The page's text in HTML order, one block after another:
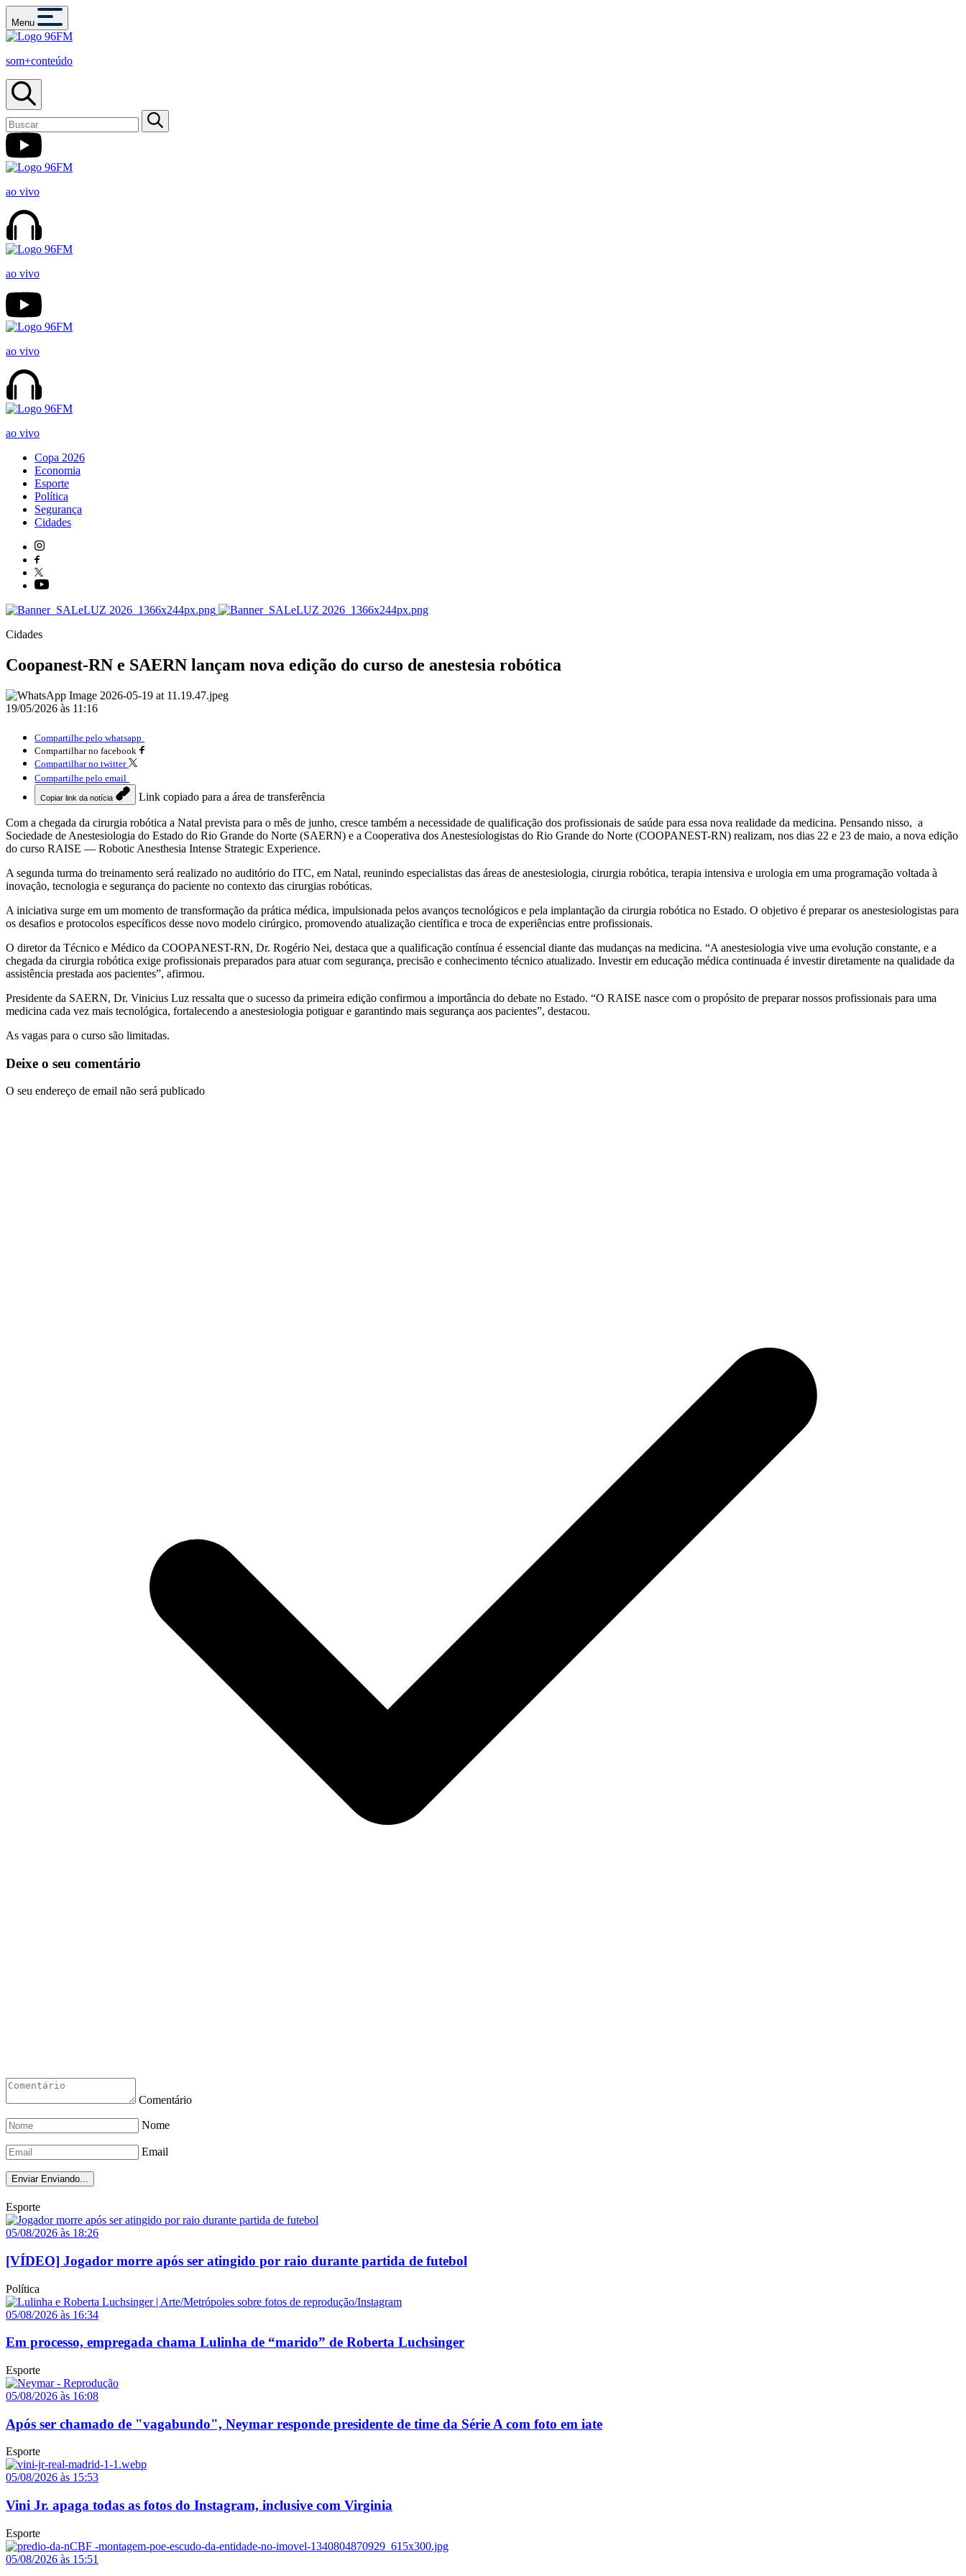
Menu
som+conteúdo
ao vivo
ao vivo
ao vivo
ao vivo
Copa 2026
Economia
Esporte
Política
Segurança
Cidades
Cidades
Coopanest-RN e SAERN lançam nova edição do curso de anestesia robótica
19/05/2026 às 11:16
Compartilhe pelo whatsapp
Compartilhar no facebook
Compartilhar no twitter
Compartilhe pelo email
Copiar link da notícia Link copiado para a área de transferência
Com a chegada da cirurgia robótica a Natal prevista para o mês de junho, cresce também a necessidade de qualificação dos profissionais de saúde para essa nova realidade da medicina. Pensando nisso, a
Sociedade de Anestesiologia do Estado do Rio Grande do Norte (SAERN) e a Cooperativa dos Anestesiologistas do Rio Grande do Norte (COOPANEST-RN) realizam, nos dias 22 e 23 de maio, a nova edição
do curso RAISE — Robotic Anesthesia Intense Strategic Experience.
A segunda turma do treinamento será realizado no auditório do ITC, em Natal, reunindo especialistas das áreas de anestesiologia, cirurgia robótica, terapia intensiva e urologia em uma programação voltada à
inovação, tecnologia e segurança do paciente no contexto das cirurgias robóticas.
A iniciativa surge em um momento de transformação da prática médica, impulsionada pelos avanços tecnológicos e pela implantação da cirurgia robótica no Estado. O objetivo é preparar os anestesiologistas para
os desafios e protocolos específicos desse novo modelo cirúrgico, promovendo atualização científica e troca de experiências entre profissionais.
O diretor da Técnico e Médico da COOPANEST-RN, Dr. Rogério Nei, destaca que a qualificação contínua é essencial diante das mudanças na medicina. “A anestesiologia vive uma evolução constante, e a
chegada da cirurgia robótica exige profissionais preparados para atuar com segurança, precisão e conhecimento técnico atualizado. Investir em educação médica continuada é investir diretamente na qualidade da
assistência prestada aos pacientes”, afirmou.
Presidente da SAERN, Dr. Vinicius Luz ressalta que o sucesso da primeira edição confirmou a importância do debate no Estado. “O RAISE nasce com o propósito de preparar nossos profissionais para uma
medicina cada vez mais tecnológica, fortalecendo a anestesiologia potiguar e garantindo mais segurança aos pacientes”, destacou.
As vagas para o curso são limitadas.
Deixe o seu comentário
O seu endereço de email não será publicado
Comentário
Nome
Email
Enviar Enviando...
Esporte
05/08/2026 às 18:26
[VÍDEO] Jogador morre após ser atingido por raio durante partida de futebol
Política
05/08/2026 às 16:34
Em processo, empregada chama Lulinha de “marido” de Roberta Luchsinger
Esporte
05/08/2026 às 16:08
Após ser chamado de "vagabundo", Neymar responde presidente de time da Série A com foto em iate
Esporte
05/08/2026 às 15:53
Vini Jr. apaga todas as fotos do Instagram, inclusive com Virginia
Esporte
05/08/2026 às 15:51